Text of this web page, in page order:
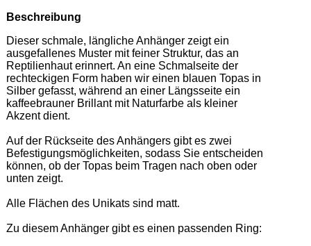
Beschreibung
Dieser schmale, längliche Anhänger zeigt ein
ausgefallenes Muster mit feiner Struktur, das an
Reptilienhaut erinnert. An eine Schmalseite der
rechteckigen Form haben wir einen blauen Topas in
Silber gefasst, während an einer Längsseite ein
kaffeebrauner Brillant mit Naturfarbe als kleiner
Akzent dient.
Auf der Rückseite des Anhängers gibt es zwei
Befestigungsmöglichkeiten, sodass Sie entscheiden
können, ob der Topas beim Tragen nach oben oder
unten zeigt.
Alle Flächen des Unikats sind matt.
Zu diesem Anhänger gibt es einen passenden Ring: